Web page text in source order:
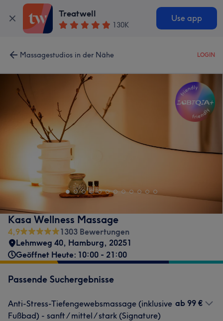
Treatwell
130K
Use app
Massagestudios in der Nähe LOGIN
Kasa Wellness Massage
4,9
1303 Bewertungen
Lehmweg 40, Hamburg, 20251
Geöffnet Heute: 10:00 - 21:00
Passende Suchergebnisse
Anti-Stress-Tiefengewebsmassage (inklusive
Fußbad) - sanft / mittel / stark (Signature)
ab 99 €